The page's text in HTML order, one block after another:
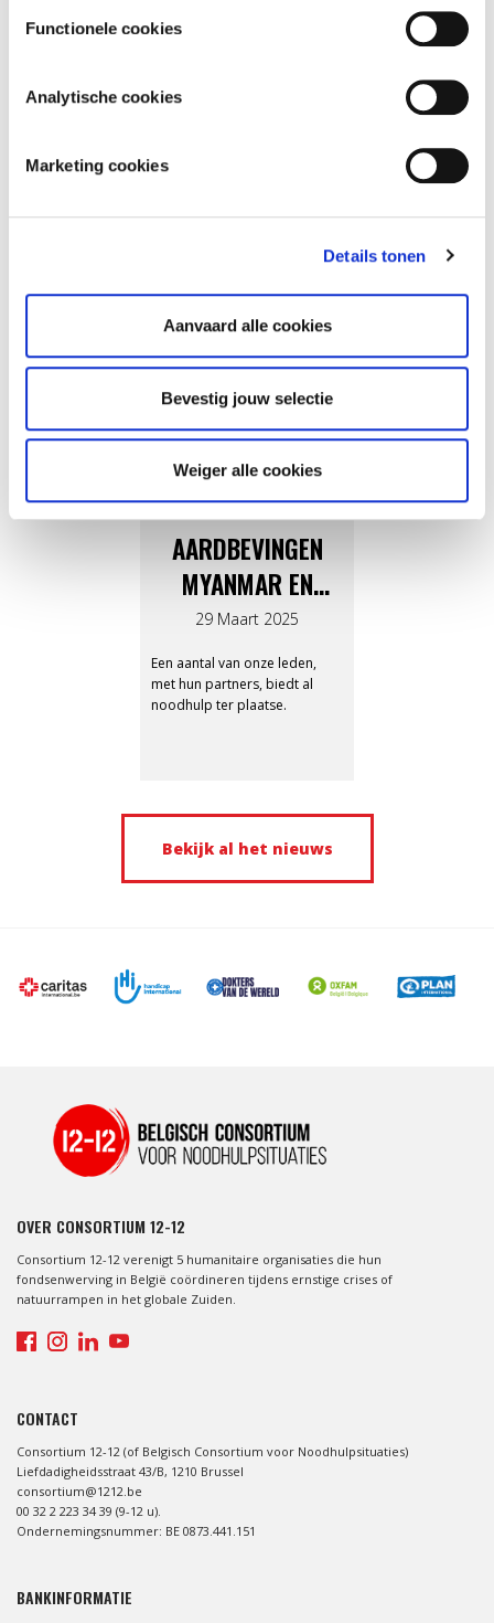
spamfilter te activeren. Wij en onze partners gebruiken
marketingcookies om je surfgedrag in kaart te brengen
er meer over in onze
Functionele cookies
Analytische cookies
Marketing cookies
Details tonen
Aanvaard alle cookies
Bevestig jouw selectie
Weiger alle cookies
CONGO
Een nieuwe ebola-uitbraak
Republiek Congo
AARDBEVINGEN
VENEZUELA
De leden van Consortium
solidariteit.
AARDBEVINGEN
MYANMAR EN
THAILAND
29 Maart 2025
Een aantal van onze leden,
met hun partners, biedt al
noodhulp ter plaatse.
ANDERE URGENTIES
Bekijk al het nieuws
OVER CONSORTIUM 12-12
Consortium 12-12 verenigt 5 humanitaire organisaties die hun
fondsenwerving in België coördineren tijdens ernstige crises of
natuurrampen in het globale Zuiden.
CONTACT
Consortium 12-12 (of Belgisch Consortium voor Noodhulpsituaties)
Liefdadigheidsstraat 43/B, 1210 Brussel
consortium@1212.be
00 32 2 223 34 39 (9-12 u).
Ondernemingsnummer: BE 0873.441.151
BANKINFORMATIE